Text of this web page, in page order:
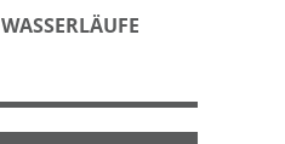
WASSERLÄUFE